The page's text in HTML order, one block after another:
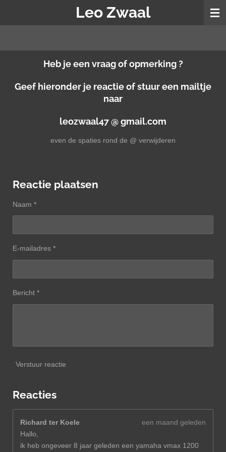
Leo Zwaal
Heb je een vraag of opmerking ?
Geef hieronder je reactie of stuur een mailtje
naar
leozwaal47 @ gmail.com
even de spaties rond de @ verwijderen
Reactie plaatsen
Naam *
E-mailadres *
Bericht *
Verstuur reactie
Reacties
Richard ter Koele
een maand geleden
Hallo,
ik heb ongeveer 8 jaar geleden een yamaha vmax 1200